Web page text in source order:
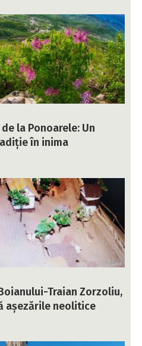
la Ponoarele: Un
în inima
Traian Zorzoliu,
așezările neolitice